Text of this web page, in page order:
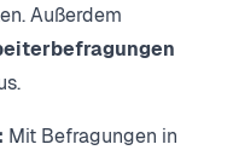
Außerdem
Mit Befragungen in